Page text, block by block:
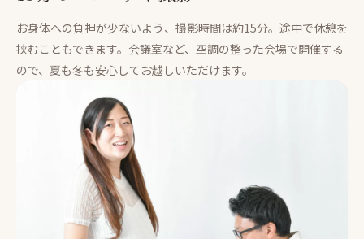
お身体への負担が少ないよう、撮影時間は約15分。途中で休憩を
挟むこともできます。会議室など、空調の整った会場で開催する
ので、夏も冬も安心してお越しいただけます。